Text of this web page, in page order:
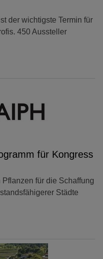
der wichtigste Termin für
450 Aussteller
für Kongress
für die Schaffung
Städte